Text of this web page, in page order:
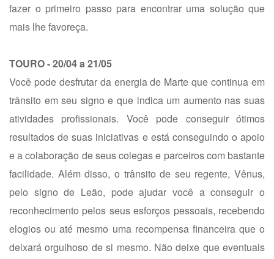
fazer o primeiro passo para encontrar uma solução que
mais lhe favoreça.
TOURO - 20/04 a 21/05
Você pode desfrutar da energia de Marte que continua em
trânsito em seu signo e que indica um aumento nas suas
atividades profissionais. Você pode conseguir ótimos
resultados de suas iniciativas e está conseguindo o apoio
e a colaboração de seus colegas e parceiros com bastante
facilidade. Além disso, o trânsito de seu regente, Vênus,
pelo signo de Leão, pode ajudar você a conseguir o
reconhecimento pelos seus esforços pessoais, recebendo
elogios ou até mesmo uma recompensa financeira que o
deixará orgulhoso de si mesmo. Não deixe que eventuais